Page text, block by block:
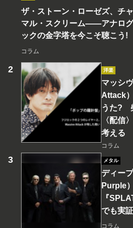
ザ・ストーン・ローゼズ、チ
マル・スクリーム――アナロ
ックの金字塔を今こそ聴こう!
コラム
洋楽
マッシ
Attack
うた?
〈配信
考える
コラム
メタル
ディー
Purple
『
でも実
コラム